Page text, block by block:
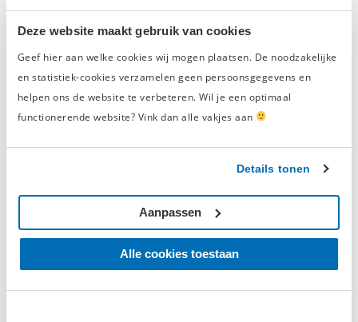
Deze website maakt gebruik van cookies
Geef hier aan welke cookies wij mogen plaatsen. De noodzakelijke
en statistiek-cookies verzamelen geen persoonsgegevens en
helpen ons de website te verbeteren. Wil je een optimaal
functionerende website? Vink dan alle vakjes aan
Details tonen
Alle cookies toestaan
Aanpassen
€ 189,-
Vandaag besteld, morgen in huis
Digitaal autobanden balanceer
(12 Reviews)
€ 1.196,-
€ 1.495,-
Vandaag besteld, morgen in huis